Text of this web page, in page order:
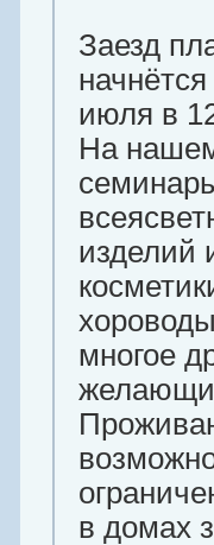
Заезд
июля в
На
изделий
многое
в домах